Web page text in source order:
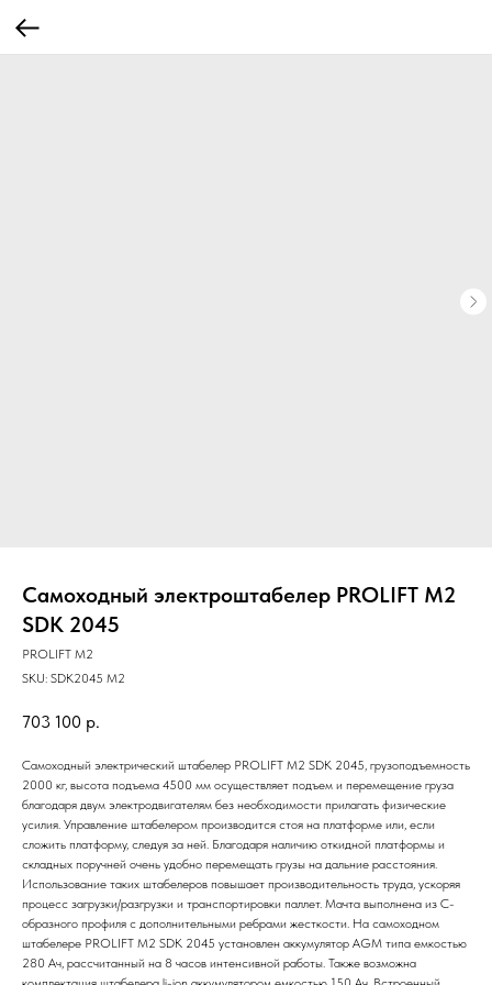
Самоходный электроштабелер PROLIFT M2
SDK 2045
PROLIFT M2
SKU: SDK2045 M2
703 100 р.
Самоходный электрический штабелер PROLIFT M2 SDK 2045, грузоподъемность
2000 кг, высота подъема 4500 мм осуществляет подъем и перемещение груза
благодаря двум электродвигателям без необходимости прилагать физические
усилия. Управление штабелером производится стоя на платформе или, если
сложить платформу, следуя за ней. Благодаря наличию откидной платформы и
складных поручней очень удобно перемещать грузы на дальние расстояния.
Использование таких штабелеров повышает производительность труда, ускоряя
процесс загрузки/разгрузки и транспортировки паллет. Мачта выполнена из С-
образного профиля с дополнительными ребрами жесткости. На самоходном
штабелере PROLIFT M2 SDK 2045 установлен аккумулятор AGM типа емкостью
280 Ач, рассчитанный на 8 часов интенсивной работы. Также возможна